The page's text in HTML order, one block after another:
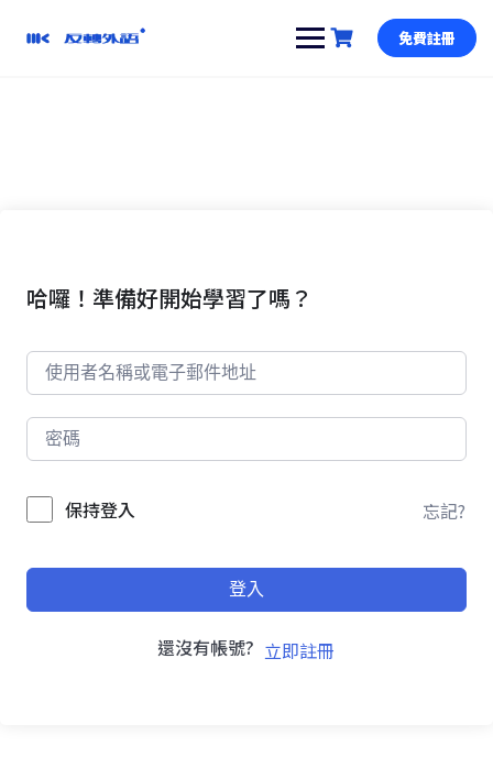
免費註冊
哈囉！準備好開始學習了嗎？
保持登入 忘記?
登入
還沒有帳號? 立即註冊